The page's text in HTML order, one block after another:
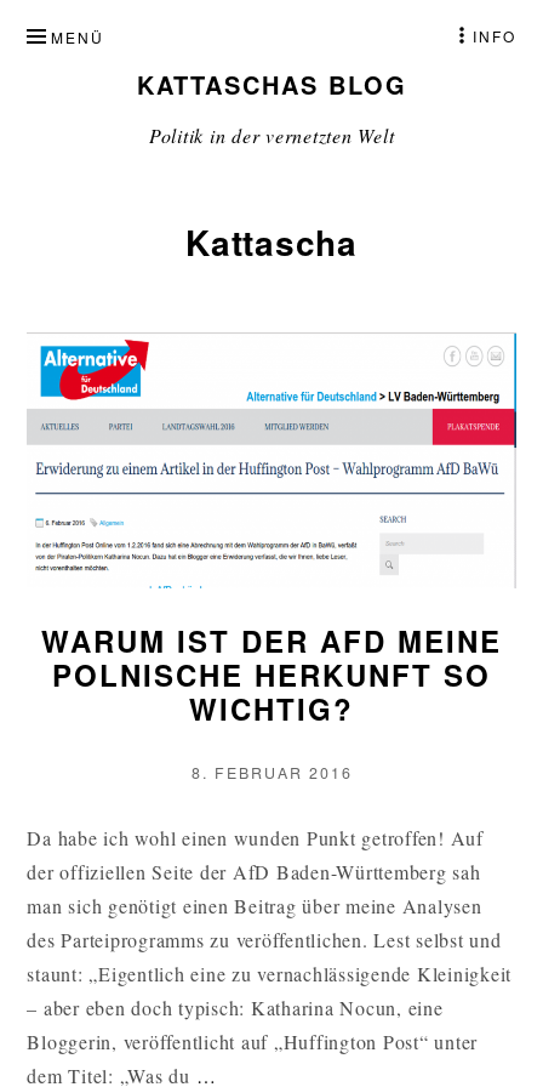
INHALT
SPRINGENKATTASCHAS BLOG
Politik in der vernetzten Welt
MENÜ INFO
Kattascha
WARUM IST DER AFD MEINE
POLNISCHE HERKUNFT SO
WICHTIG?
VERÖFFENTLICHT
8. FEBRUAR 2016
Da habe ich wohl einen wunden Punkt getroffen! Auf
der offiziellen Seite der AfD Baden-Württemberg sah
man sich genötigt einen Beitrag über meine Analysen
des Parteiprogramms zu veröffentlichen. Lest selbst und
staunt: „Eigentlich eine zu vernachlässigende Kleinigkeit
– aber eben doch typisch: Katharina Nocun, eine
Bloggerin, veröffentlicht auf „Huffington Post“ unter
dem Titel: „Was du …